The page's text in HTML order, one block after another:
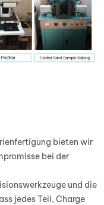
bieten wir
bei der
und die
jedes Teil, Charge